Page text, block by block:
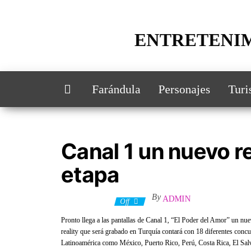
Farándula Personajes
Canal 1 un nuevo
etapa
Off By ADMIN
Pronto llega a las pantallas de Canal 1, “El Poder del Amor” un
reality que será grabado en Turquía contará con 18 diferentes
Latinoamérica como México, Puerto Rico, Perú, Costa Rica, El